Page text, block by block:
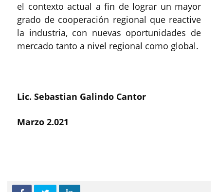
el contexto actual a fin de lograr un mayor
grado de cooperación regional que reactive
la industria, con nuevas oportunidades de
mercado tanto a nivel regional como global.
Lic. Sebastian Galindo Cantor
Marzo 2.021